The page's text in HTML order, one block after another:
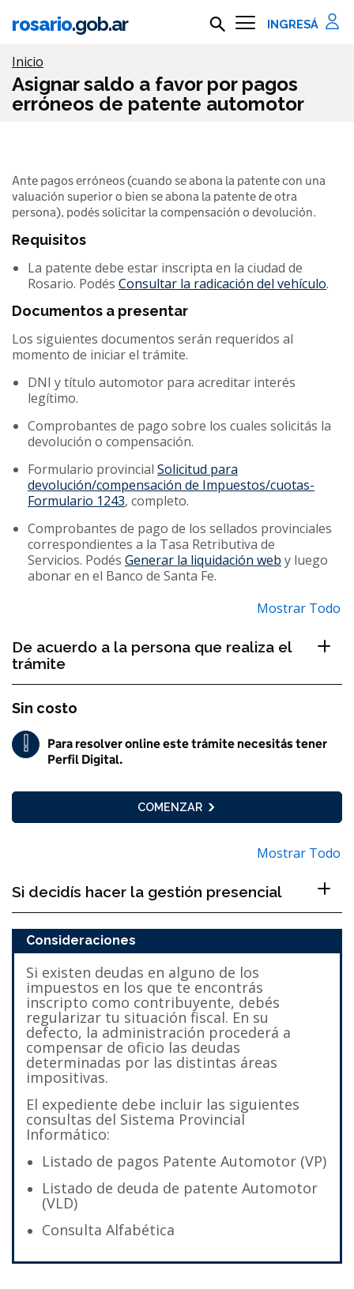
Ir al contenido principal
rosario.gob.ar Buscar en rosario.gob.ar
Información importante
Inicio
Asignar saldo a favor por pagos
erróneos de patente automotor
Ante pagos erróneos (cuando se abona la patente con una
valuación superior o bien se abona la patente de otra
persona), podés solicitar la compensación o devolución.
Requisitos
La patente debe estar inscripta en la ciudad de
Rosario. Podés Consultar la radicación del vehículo.
Documentos a presentar
Los siguientes documentos serán requeridos al
momento de iniciar el trámite.
DNI y título automotor para acreditar interés
legítimo.
Comprobantes de pago sobre los cuales solicitás la
devolución o compensación.
Formulario provincial Solicitud para
devolución/compensación de Impuestos/cuotas-
Formulario 1243, completo.
Comprobantes de pago de los sellados provinciales
correspondientes a la Tasa Retributiva de
Servicios. Podés Generar la liquidación web y luego
abonar en el Banco de Santa Fe.
Mostrar Todo
De acuerdo a la persona que realiza el
trámite
Sin costo
! Importante
Para resolver online este trámite necesitás tener
Perfil Digital.
COMENZAR
Mostrar Todo
Si decidís hacer la gestión presencial
Consideraciones
Si existen deudas en alguno de los
impuestos en los que te encontrás
inscripto como contribuyente, debés
regularizar tu situación fiscal. En su
defecto, la administración procederá a
compensar de oficio las deudas
determinadas por las distintas áreas
impositivas.
El expediente debe incluir las siguientes
consultas del Sistema Provincial
Informático:
Listado de pagos Patente Automotor (VP)
Listado de deuda de patente Automotor
(VLD)
Consulta Alfabética